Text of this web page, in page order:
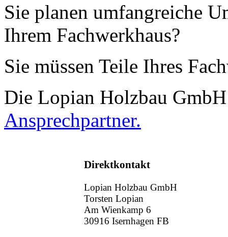
Sie planen umfangreiche
Ihrem Fachwerkhaus?
Sie müssen Teile Ihres
Die Lopian Holzbau
Ansprechpartner.
Direktkontakt
Lopian Holzbau GmbH
Torsten Lopian
Am Wienkamp 6
30916 Isernhagen FB